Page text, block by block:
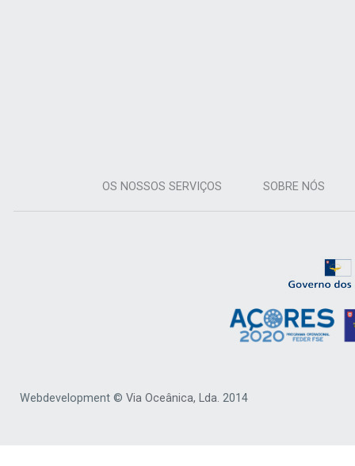
OS NOSSOS SERVIÇOS SOBRE NÓS
Webdevelopment © Via Oceânica, Lda. 2014